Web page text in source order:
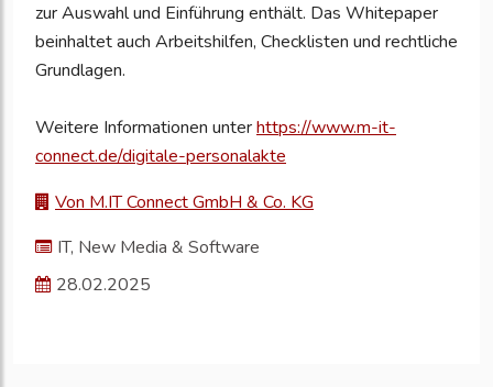
zur Auswahl und Einführung enthält. Das Whitepaper
beinhaltet auch Arbeitshilfen, Checklisten und rechtliche
Grundlagen.
Weitere Informationen unterhttps://www.m-it-
connect.de/digitale-personalakte
Von M.IT Connect GmbH & Co. KG
IT, New Media & Software
28.02.2025